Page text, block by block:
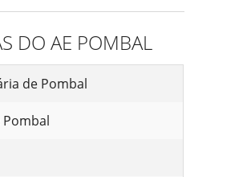
DO AE POMBAL
de Pombal
Pombal